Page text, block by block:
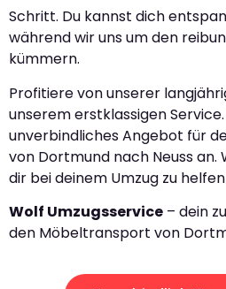
Schritt. Du kannst dich
während wir uns um den
kümmern.
Profitiere von unserer
unserem erstklassigen
unverbindliches Angebot für
von Dortmund nach Neuss an.
dir bei deinem Umzug zu
Wolf Umzugsservice – dein
den Möbeltransport von